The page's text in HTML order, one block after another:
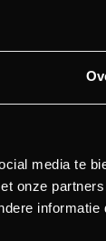
media te
onze
informatie